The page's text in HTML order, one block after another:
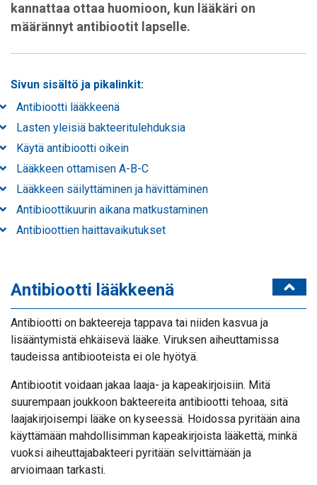
kannattaa ottaa huomioon, kun lääkäri on
määrännyt antibiootit lapselle.
Sivun sisältö ja pikalinkit:
Antibiootti lääkkeenä
Lasten yleisiä bakteeritulehduksia
Käytä antibiootti oikein
Lääkkeen ottamisen A-B-C
Lääkkeen säilyttäminen ja hävittäminen
Antibioottikuurin aikana matkustaminen
Antibioottien haittavaikutukset
Antibiootti lääkkeenä
Antibiootti on bakteereja tappava tai niiden kasvua ja
lisääntymistä ehkäisevä lääke. Viruksen aiheuttamissa
taudeissa antibiooteista ei ole hyötyä.
Antibiootit voidaan jakaa laaja- ja kapeakirjoisiin. Mitä
suurempaan joukkoon bakteereita antibiootti tehoaa, sitä
laajakirjoisempi lääke on kyseessä. Hoidossa pyritään aina
käyttämään mahdollisimman kapeakirjoista lääkettä, minkä
vuoksi aiheuttajabakteeri pyritään selvittämään ja
arvioimaan tarkasti.